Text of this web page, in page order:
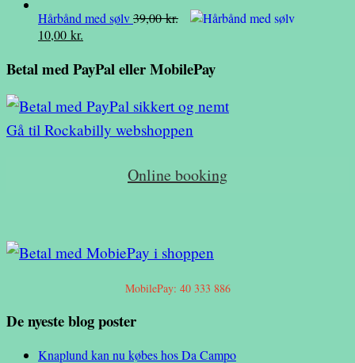
pris
pris
Hårbånd med sølv39,00kr.
Den
pris
39,00 kr..
10,00 kr.
pris
10,00 kr..
Betal med PayPal eller MobilePay
Gå til Rockabilly webshoppen
Online booking
MobilePay: 40 333 886
De nyeste blog poster
Knaplund kan nu købes hos Da Campo